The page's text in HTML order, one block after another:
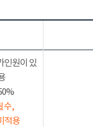
인원이 있
수,
적용